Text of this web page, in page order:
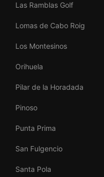
Las Ramblas Golf
Lomas de Cabo Roig
Los Montesinos
Orihuela
Pilar de la Horadada
Pinoso
Punta Prima
San Fulgencio
Santa Pola